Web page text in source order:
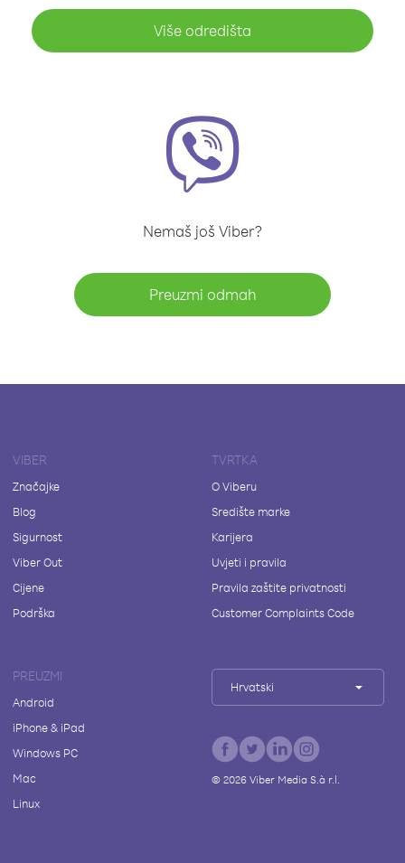
Više odredišta
Nemaš još Viber?
Preuzmi odmah
VIBER
Značajke
Blog
Sigurnost
Viber Out
Cijene
Podrška
TVRTKA
O Viberu
Središte marke
Karijera
Uvjeti i pravila
Pravila zaštite privatnosti
Customer Complaints Code
PREUZMI
Android
iPhone & iPad
Windows PC
Mac
Linux
Hrvatski
© 2026Viber Media S.à r.l.